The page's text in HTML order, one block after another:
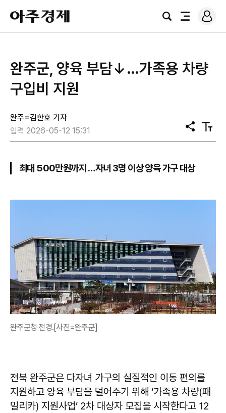
아
주
경
검
전
로
그
완주군, 양육 부담↓…가족용 차량
구입비 지원
완주=김한호 기자
입력 2026-05-12 15:31
공
유
텍
스
최대 500만원까지 …자녀 3명 이상 양육 가구 대상
완주군청 전경.[사진=완주군]
전북 완주군은 다자녀 가구의 실질적인 이동 편의를
지원하고 양육 부담을 덜어주기 위해 ‘가족용 차량(패
밀리카) 지원사업’ 2차 대상자 모집을 시작한다고 12